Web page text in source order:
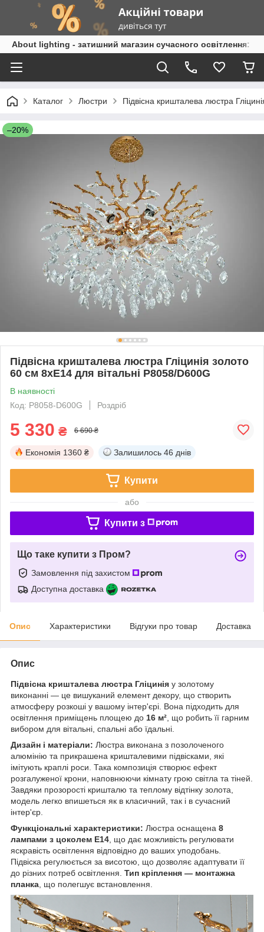
About lighting - затишний магазин сучасного освітлення:
Каталог Люстри Підвісна кришталева люстра
–20%
Підвісна кришталева люстра Гліцинія золото
60 см 8xE14 для вітальні P8058/D600G
В наявності
Код: P8058-D600G
Роздріб
5 330 ₴ 6 690 ₴
Економія 1360 ₴ Залишилось 46 днів
Купити
або
Купити з
Що таке купити з Пром?
Замовлення під захистом
Доступна доставка
Опис Характеристики Відгуки про товар Доставка
Опис
Підвісна кришталева люстра Гліцинія у золотому
виконанні — це вишуканий елемент декору, що створить
атмосферу розкоші у вашому інтер'єрі. Вона підходить для
освітлення приміщень площею до 16 м² , що робить її гарним
вибором для вітальні, спальні або їдальні.
Дизайн і матеріали: Люстра виконана з позолоченого
алюмінію та прикрашена кришталевими підвісками, які
імітують краплі роси. Така композиція створює ефект
розгалуженої крони, наповнюючи кімнату грою світла та тіней.
Завдяки прозорості кришталю та теплому відтінку золота,
модель легко впишеться як в класичний, так і в сучасний
інтер'єр.
Функціональні характеристики: Люстра оснащена 8
лампами з цоколем E14 , що дає можливість регулювати
яскравість освітлення відповідно до ваших уподобань.
Підвіска регулюється за висотою, що дозволяє адаптувати її
до різних потреб освітлення. Тип кріплення — монтажна
планка , що полегшує встановлення.